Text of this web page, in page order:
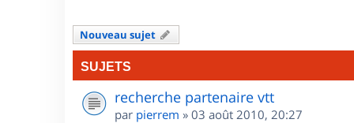
Nouveau sujet
SUJETS
recherche partenaire vtt
par pierrem » 03 août 2010, 20:27